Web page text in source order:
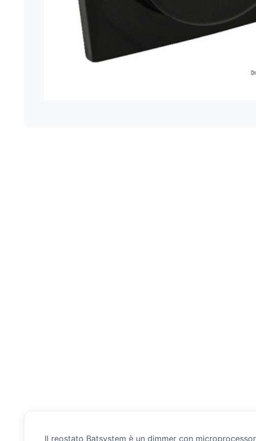
Il reostato Batsystem è un dimmer con